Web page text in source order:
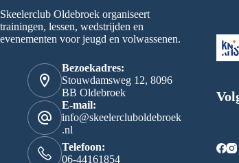
Skeelerclub Oldebroek organiseert
trainingen, lessen, wedstrijden en
evenementen voor jeugd en volwassenen.
Bezoekadres:
Stouwdamsweg 12, 8096
BB Oldebroek
E-mail:
info@skeelercluboldebroek
.nl
Telefoon:
06-44161854